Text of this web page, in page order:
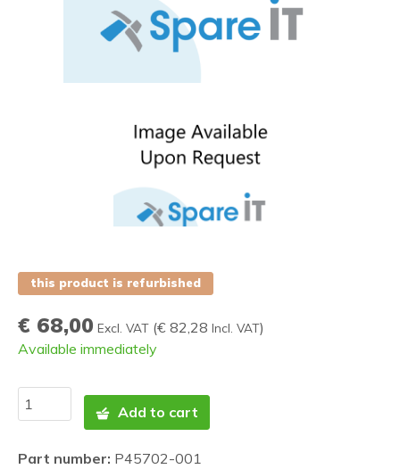
this product is refurbished
€ 68,00 Excl. VAT (€ 82,28 Incl. VAT)
Available immediately
Add to cart
Part number: P45702-001